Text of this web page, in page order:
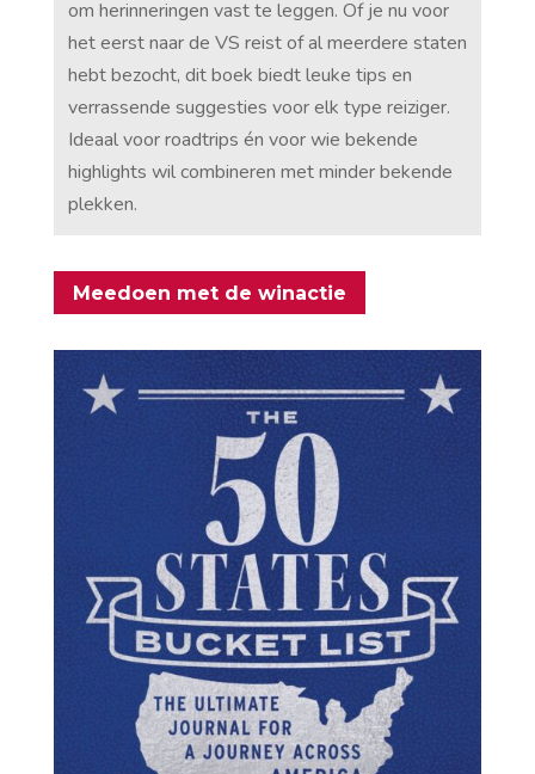
om herinneringen vast te leggen. Of je nu voor
het eerst naar de VS reist of al meerdere staten
hebt bezocht, dit boek biedt leuke tips en
verrassende suggesties voor elk type reiziger.
Ideaal voor roadtrips én voor wie bekende
highlights wil combineren met minder bekende
plekken.
Meedoen met de winactie